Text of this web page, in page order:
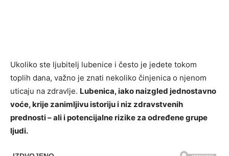
Ukoliko ste ljubitelj lubenice i često je jedete tokom
toplih dana, važno je znati nekoliko činjenica o njenom
uticaju na zdravlje. Lubenica, iako naizgled jednostavno
voće, krije zanimljivu istoriju i niz zdravstvenih
prednosti – ali i potencijalne rizike za određene grupe
ljudi.